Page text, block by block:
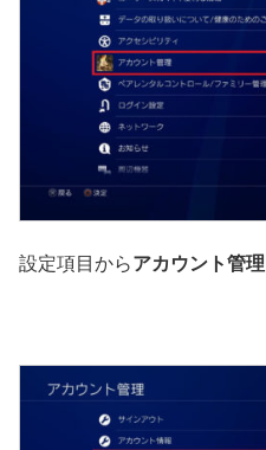
設定項目からアカウント管理